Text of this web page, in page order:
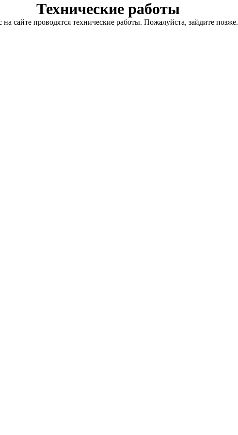
Технические работы
на сайте проводятся технические работы. Пожалуйста, зайдите позже.